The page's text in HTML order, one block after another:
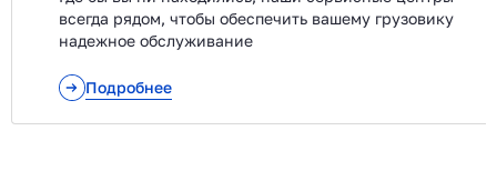
всегда рядом, чтобы обеспечить вашему грузовику
надежное обслуживание
Подробнее